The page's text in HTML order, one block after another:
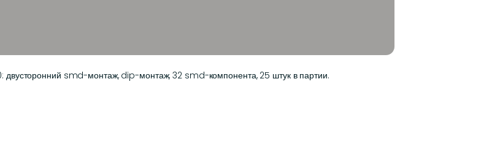
smd-монтаж, dip-монтаж, 32 smd-компонента, 25 штук в партии.